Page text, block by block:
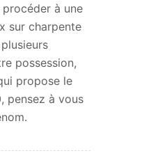
à une
sur charpente
possession,
propose le
pensez à vous